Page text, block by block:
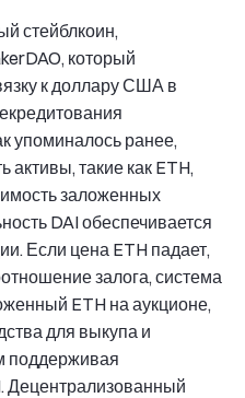
стейблкоин,
который
к доллару США в
упоминалось ранее,
активы, такие как ETH,
заложенных
DAI обеспечивается
Если цена ETH падает,
залога, система
ETH на аукционе,
для выкупа и
поддерживая
Децентрализованный